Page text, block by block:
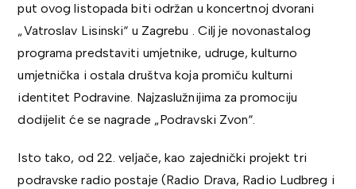
put ovog listopada biti održan u koncertnoj dvorani
„Vatroslav Lisinski“ u Zagrebu . Cilj je novonastalog
programa predstaviti umjetnike, udruge, kulturno
umjetnička i ostala društva koja promiču kulturni
identitet Podravine. Najzaslužnijima za promociju
dodijelit će se nagrade „Podravski Zvon“.
Isto tako, od 22. veljače, kao zajednički projekt tri
podravske radio postaje (Radio Drava, Radio Ludbreg i